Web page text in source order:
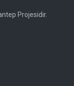
Projesidir.